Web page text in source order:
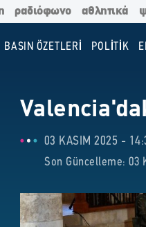
ραδιόφωνο αθλητικά
BASIN ÖZETLERİ POLİTİK
03 KASIM 2025 -
Son Güncelleme: 03